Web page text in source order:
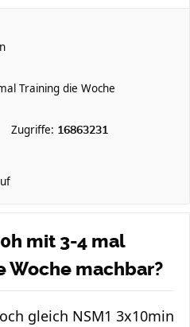
Training die Woche
Zugriffe: 16863231
mit 3-4 mal
Woche machbar?
gleich NSM1 3x10min